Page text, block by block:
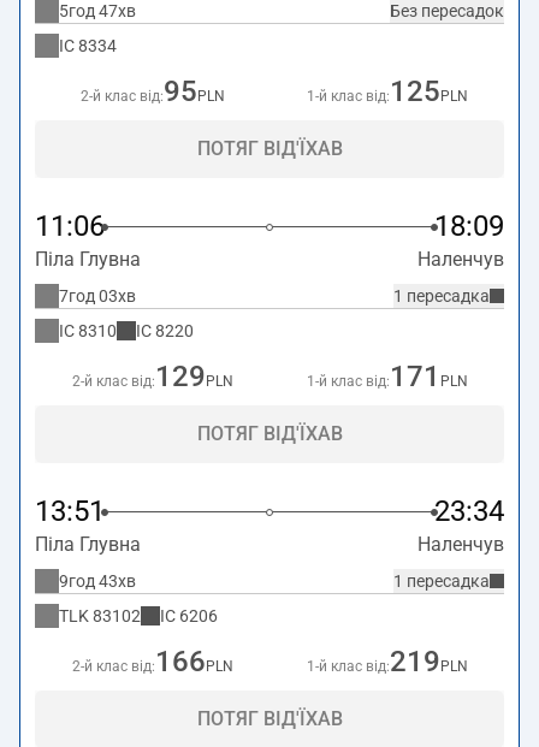
Без пересадок
5год 47хв
IC8334
2-й клас від:95 PLN 1-й клас від: 125 PLN
ПОТЯГ ВІД'ЇХАВ
11:06 18:09
Піла Глувна Наленчув
1 пересадка
7год 03хв
IC8310 IC8220
2-й клас від: 129 PLN 1-й клас від: 171 PLN
ПОТЯГ ВІД'ЇХАВ
13:51 23:34
Піла Глувна Наленчув
1 пересадка
9год 43хв
TLK 83102 IC 6206
2-й клас від: 166 PLN 1-й клас від:219 PLN
ПОТЯГ ВІД'ЇХАВ